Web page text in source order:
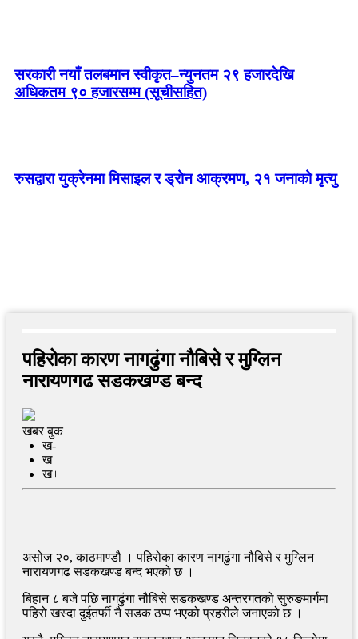
सरकारी नयाँ तलबमान स्वीकृत–न्युनतम २९ हजारदेखि
अधिकतम ९० हजारसम्म (सूचीसहित)
रुसद्वारा युक्रेनमा मिसाइल र ड्रोन आक्रमण, २१ जनाको मृत्यु
पहिरोका कारण नागढुंगा नौबिसे र मुग्लिन
नारायणगढ सडकखण्ड बन्द
खबर बुक
ख-
ख
ख+
असोज २०, काठमाण्डौ । पहिरोका कारण नागढुंगा नौबिसे र मुग्लिन
नारायणगढ सडकखण्ड बन्द भएको छ ।
बिहान ८ बजे पछि नागढुंगा नौबिसे सडकखण्ड अन्तरगतको सुरुङमार्गमा
पहिरो खस्दा दुईतर्फी नै सडक ठप्प भएको प्रहरीले जनाएको छ ।